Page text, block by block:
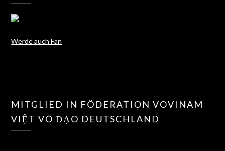
Werde auch Fan
MITGLIED IN FÖDERATION VOVINAM
VIỆT VÕ ĐẠO DEUTSCHLAND